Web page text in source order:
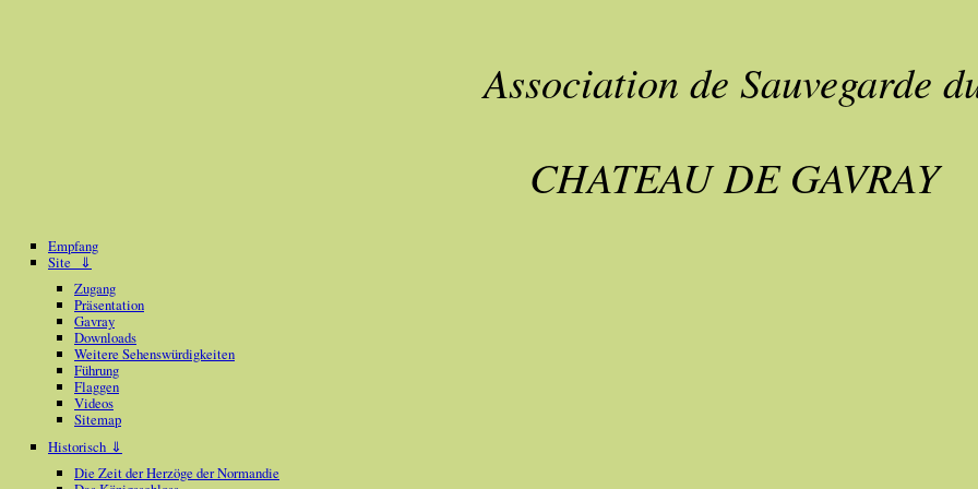
Association de Sauvegarde
CHATEAU DE GAVRAY
Empfang
Site ⇓
Zugang
Präsentation
Gavray
Downloads
Weitere Sehenswürdigkeiten
Führung
Flaggen
Videos
Sitemap
Historisch ⇓
Die Zeit der Herzöge der Normandie